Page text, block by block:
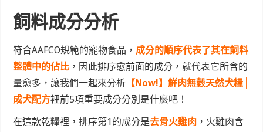
飼料成分分析
符合AAFCO規範的寵物食品， 成分的順序代表了其在飼料
整體中的佔比 ，因此排序愈前面的成分，就代表它所含的
量愈多，讓我們一起來分析 【Now!】鮮肉無穀天然犬糧│
成犬配方裡前5項重要成分分別是什麼吧！
在這款乾糧裡，排序第1的成分是去骨火雞肉 ，火雞肉含